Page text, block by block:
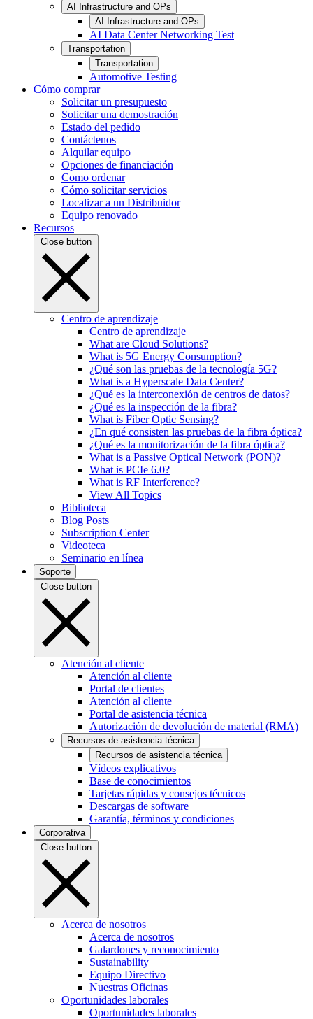
AI Infrastructure and OPs
AI Infrastructure and OPs
AI Data Center Networking Test
Transportation
Transportation
Automotive Testing
Cómo comprar
Solicitar un presupuesto
Solicitar una demostración
Estado del pedido
Contáctenos
Alquilar equipo
Opciones de financiación
Como ordenar
Cómo solicitar servicios
Localizar a un Distribuidor
Equipo renovado
Recursos
Close button
Centro de aprendizaje
Centro de aprendizaje
What are Cloud Solutions?
What is 5G Energy Consumption?
¿Qué son las pruebas de la tecnología 5G?
What is a Hyperscale Data Center?
¿Qué es la interconexión de centros de datos?
¿Qué es la inspección de la fibra?
What is Fiber Optic Sensing?
¿En qué consisten las pruebas de la fibra óptica?
¿Qué es la monitorización de la fibra óptica?
What is a Passive Optical Network (PON)?
What is PCIe 6.0?
What is RF Interference?
View All Topics
Biblioteca
Blog Posts
Subscription Center
Videoteca
Seminario en línea
Soporte
Close button
Atención al cliente
Atención al cliente
Portal de clientes
Atención al cliente
Portal de asistencia técnica
Autorización de devolución de material (RMA)
Recursos de asistencia técnica
Recursos de asistencia técnica
Vídeos explicativos
Base de conocimientos
Tarjetas rápidas y consejos técnicos
Descargas de software
Garantía, términos y condiciones
Corporativa
Close button
Acerca de nosotros
Acerca de nosotros
Galardones y reconocimiento
Sustainability
Equipo Directivo
Nuestras Oficinas
Oportunidades laborales
Oportunidades laborales